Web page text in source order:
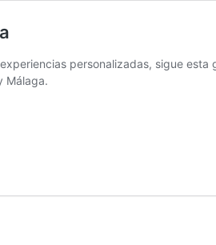
personalizadas, sigue
Málaga.